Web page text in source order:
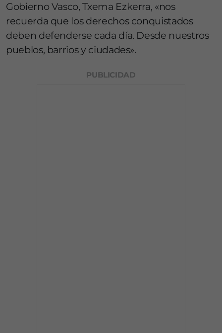
Gobierno Vasco, Txema Ezkerra, «nos
recuerda que los derechos conquistados
deben defenderse cada día. Desde nuestros
pueblos, barrios y ciudades».
PUBLICIDAD